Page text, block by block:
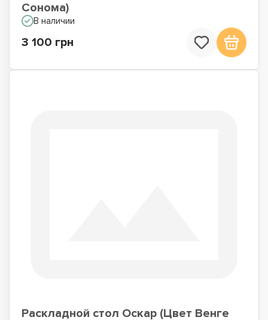
Сонома)
В наличии
3 100 грн
Раскладной стол Оскар (Цвет Венге